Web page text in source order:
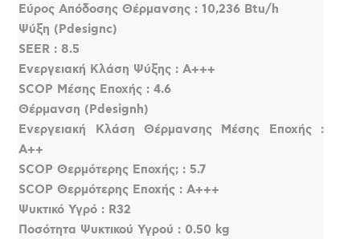
Εύρος Απόδοσης Θέρμανσης : 10,236 Btu/h
Ψύξη (Pdesignc)
SEER : 8.5
Ενεργειακή Κλάση Ψύξης : A+++
SCOP Μέσης Εποχής : 4.6
Θέρμανση (Pdesignh)
Ενεργειακή Κλάση Θέρμανσης Μέσης Εποχής :
A++
SCOP Θερμότερης Εποχής; : 5.7
SCOP Θερμότερης Εποχής : A+++
Ψυκτικό Υγρό : R32
Ποσότητα Ψυκτικού Υγρού : 0.50 kg